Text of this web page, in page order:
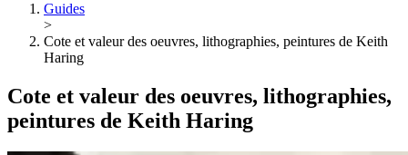
Guides
>
Cote et valeur des oeuvres, lithographies, peintures de Keith
Haring
Cote et valeur des oeuvres, lithographies,
peintures de Keith Haring